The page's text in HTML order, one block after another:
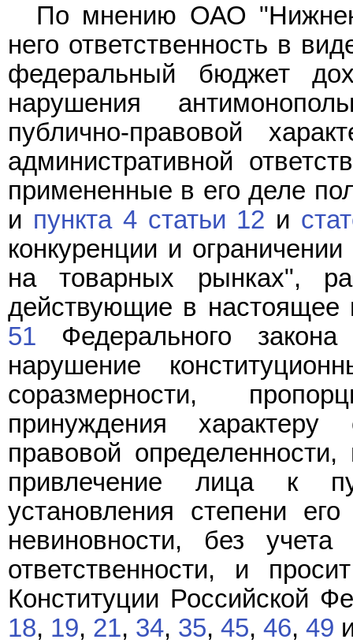
По мнению ОАО
него ответственность в
федеральный бюджет
нарушения
публично-правовой
административной
примененные в его деле
и пункта 4 статьи 12 и
конкуренции и
на товарных рынках",
действующие в
51 Федерального
нарушение
соразмерности,
принуждения характеру
правовой
привлечение лица к
установления степени
невиновности, без
ответственности, и
Конституции Российской
18, 19, 21, 34, 35, 45, 46, 49